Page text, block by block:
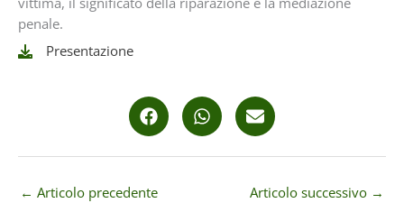
penale.
Presentazione
← Articolo precedente Articolo successivo →